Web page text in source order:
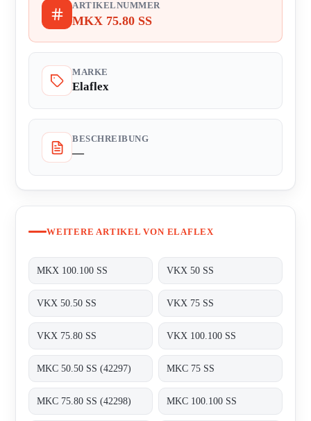
ARTIKELNUMMER
MKX 75.80 SS
MARKE
Elaflex
BESCHREIBUNG
—
WEITERE ARTIKEL VON ELAFLEX
MKX 100.100 SS VKX 50 SS
VKX 50.50 SS VKX 75 SS
VKX 75.80 SS VKX 100.100 SS
MKC 50.50 SS (42297) MKC 75 SS
MKC 75.80 SS (42298) MKC 100.100 SS